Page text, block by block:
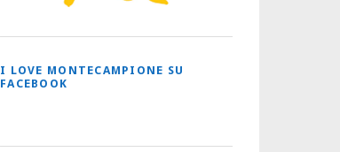
I LOVE MONTECAMPIONE SU
FACEBOOK